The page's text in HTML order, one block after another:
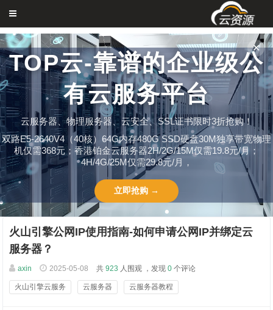
TOP云-靠谱的企业级公
有云服务平台
云服务器、物理服务器、云安全、SSL证书限时3折抢购！
双路E5-2640V4（40核）64G内存480G SSD硬盘30M独享带宽物理
机仅需368元；香港铂金云服务器2H/2G/15M仅需19.8元/月；
4H/4G/25M仅需29.8元/月，
立即抢购 →
✕
火山引擎公网IP使用指南-如何申请公网IP并绑定云
服务器？
axin 2025-05-08 共 923 人围观 ，发现 0 个评论
火山引擎云服务 云服务器 云服务器教程